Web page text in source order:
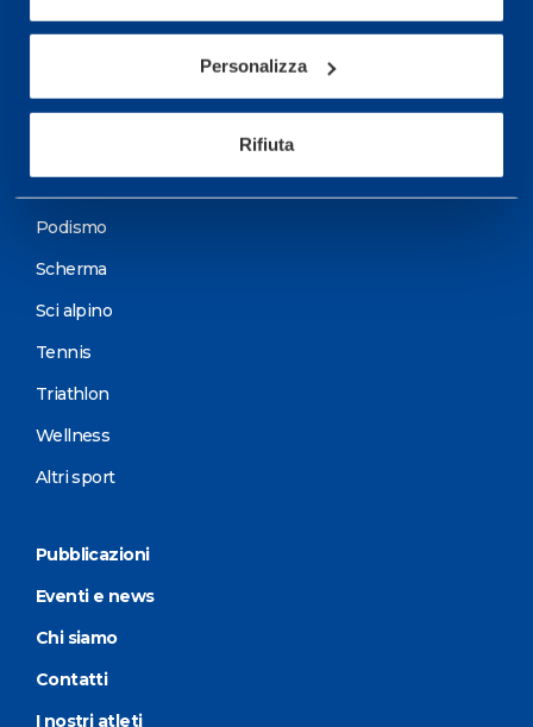
Personalizza
Rifiuta
Sport
Ciclismo e MTB
Podismo
Scherma
Sci alpino
Tennis
Triathlon
Wellness
Altri sport
Pubblicazioni
Eventi e news
Chi siamo
Contatti
I nostri atleti